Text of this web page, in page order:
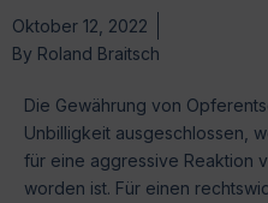
Oktober 12, 2022
By Roland Braitsch
Die Gewährung von
Unbilligkeit ausgeschlossen,
für eine aggressive Reaktion
worden ist. Für einen